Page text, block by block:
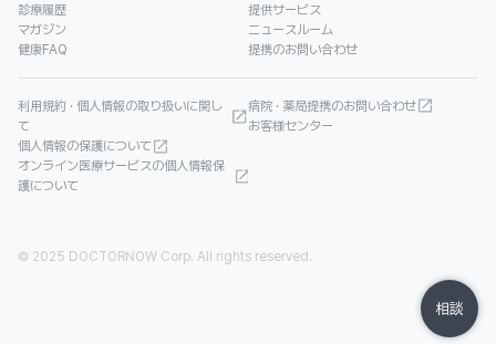
診療履歴
マガジン
健康FAQ
提供サービス
ニュースルーム
提携のお問い合わせ
利用規約 · 個人情報の取り扱いに関し
て
個人情報の保護について
オンライン医療サービスの個人情報保
護について
病院 · 薬局提携のお問い合わせ
お客様センター
© 2025 DOCTORNOW Corp. All rights reserved.
相談